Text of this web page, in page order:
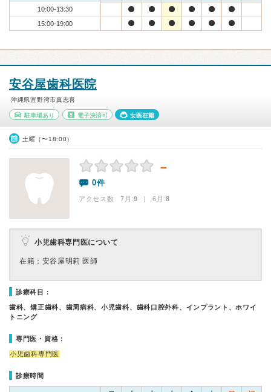
10:00-13:30
15:00-19:00
安谷屋歯科医院
沖縄県宜野湾市真志喜
駐車場あり 電子決済可 女医在籍
土曜（〜18:00）
－
0件
アクセス数 7月:9 | 6月:8
小児歯科専門医について
在籍：安谷屋明莉 医師
診療科目：
歯科、矯正歯科、歯周病科、小児歯科、歯科口腔外科、インプラント、ホワイ
トニング
専門医・資格：
小児歯科専門医
診療時間